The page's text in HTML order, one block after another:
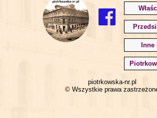
piotrkowska-nr.pl
© Wszystkie prawa